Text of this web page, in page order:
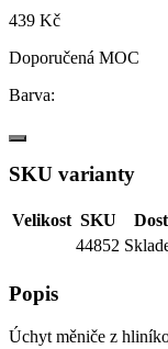
439 Kč
Doporučená MOC
Barva:
SKU varianty
Velikost SKU
44852
Popis
Úchyt měniče z